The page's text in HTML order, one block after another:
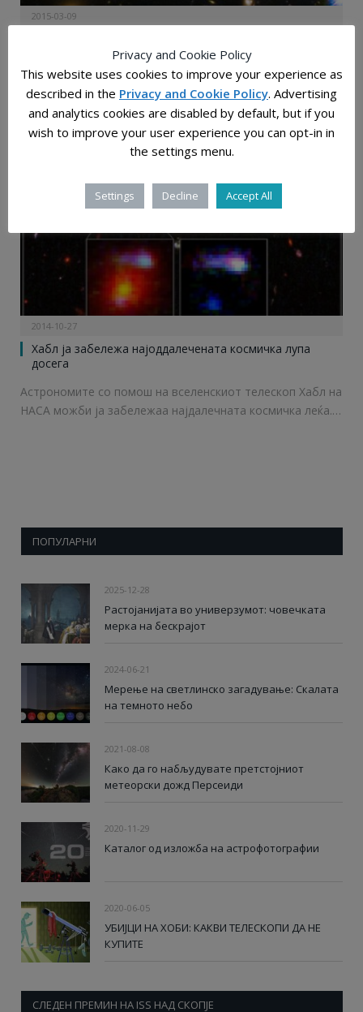
2015-03-09
преку космичка леќа
Трилисна детелина може да се најде насекаде: во
тревниците, во градините и во шумите. Но,…
2014-10-27
Хабл ja забележа најоддалечената космичкa лупа
досега
Астрономите со помош на вселенскиот телескоп Хабл на
НАСА можби ја забележаа најдалечната космичка леќа.…
ПОПУЛАРНИ
2025-12-28
Растојанијата во универзумот: човечката
мерка на бескрајот
2024-06-21
Мерење на светлинско загадување: Скалата
на темното небо
2021-08-08
Како да го набљудувате претстојниот
метеорски дожд Персеиди
2020-11-29
Каталог од изложба на астрофотографии
2020-06-05
УБИЈЦИ НА ХОБИ: КАКВИ ТЕЛЕСКОПИ ДА НЕ
КУПИТЕ
СЛЕДЕН ПРЕМИН НА ISS НАД СКОПЈЕ
Privacy and Cookie Policy
This website uses cookies to improve your experience as
described in the Privacy and Cookie Policy. Advertising
and analytics cookies are disabled by default, but if you
wish to improve your user experience you can opt-in in
the settings menu.
Settings Decline Accept All